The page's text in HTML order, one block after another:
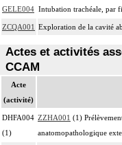
GELE004 Intubation trachéale, par
ZCQA001 Exploration de la cavité
Actes et activités
CCAM
Acte
(activité)
DHFA004
(1)
ZZHA001 (1)
anatomopathologique